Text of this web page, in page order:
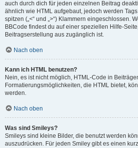
auch durch dich für jeden einzelnen Beitrag
ähnlich wie HTML aufgebaut, jedoch werden Tags
spitzen („<“ und „>“) Klammern eingeschlossen.
BBCode findest du auf einer speziellen Hilfe-
Beitragserstellung aus zugänglich ist.
Nach oben
Kann ich HTML benutzen?
Nein, es ist nicht möglich, HTML-Code in
Formatierungsmöglichkeiten, die HTML bietet,
werden.
Nach oben
Was sind Smileys?
Smileys sind kleine Bilder, die benutzt werden
auszudrücken. Für jeden Smiley gibt es einen